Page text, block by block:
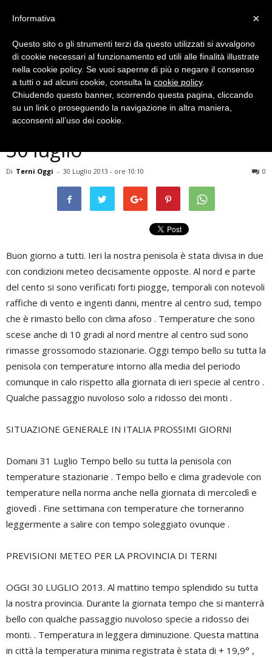
Meteo
Terni, previsioni meteo del
30 luglio
Di Terni Oggi - 30 Luglio 2013 - ore 10:10 0
Buon giorno a tutti. Ieri la nostra penisola è stata divisa in due
con condizioni meteo decisamente opposte. Al nord e parte
del cento si sono verificati forti piogge, temporali con notevoli
raffiche di vento e ingenti danni, mentre al centro sud, tempo
che è rimasto bello con clima afoso . Temperature che sono
scese anche di 10 gradi al nord mentre al centro sud sono
rimasse grossomodo stazionarie. Oggi tempo bello su tutta la
penisola con temperature intorno alla media del periodo
comunque in calo rispetto alla giornata di ieri specie al centro .
Qualche passaggio nuvoloso solo a ridosso dei monti .
SITUAZIONE GENERALE IN ITALIA PROSSIMI GIORNI
Domani 31 Luglio Tempo bello su tutta la penisola con
temperature stazionarie . Tempo bello e clima gradevole con
temperature nella norma anche nella giornata di mercoledì e
giovedì . Fine settimana con temperature che torneranno
leggermente a salire con tempo soleggiato ovunque .
PREVISIONI METEO PER LA PROVINCIA DI TERNI
OGGI 30 LUGLIO 2013. Al mattino tempo splendido su tutta
la nostra provincia. Durante la giornata tempo che si manterrà
bello con qualche passaggio nuvoloso specie a ridosso dei
monti. . Temperatura in leggera diminuzione. Questa mattina
in città la temperatura minima registrata è stata di + 19,9° ,
×
Informativa
Questo sito o gli strumenti terzi da questo utilizzati si avvalgono
di cookie necessari al funzionamento ed utili alle finalità illustrate
nella cookie policy. Se vuoi saperne di più o negare il consenso
a tutti o ad alcuni cookie, consulta la cookie policy.
Chiudendo questo banner, scorrendo questa pagina, cliccando
su un link o proseguendo la navigazione in altra maniera,
acconsenti all’uso dei cookie.